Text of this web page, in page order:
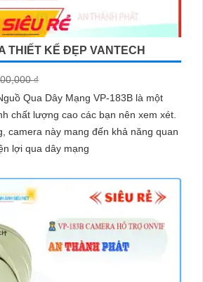
THIẾT KẾ ĐẸP VANTECH
₫
Qua Dây Mạng VP-183B là một
chất lượng cao các bạn nên xem xét.
camera này mang đến khả năng quan
lợi qua dây mạng